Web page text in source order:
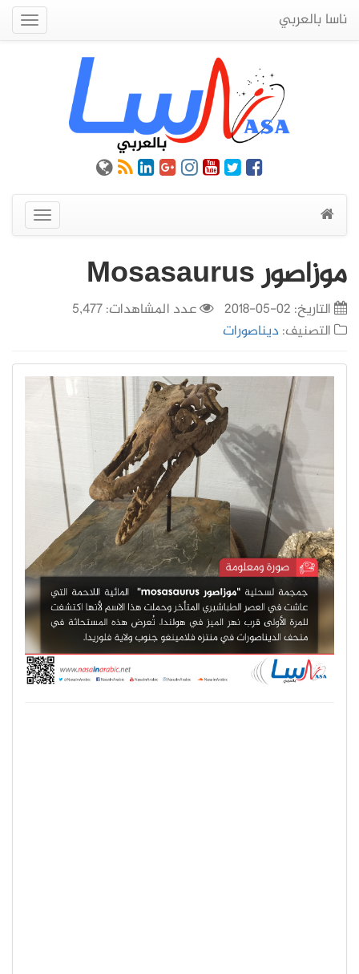
ناسا بالعربي
عرض
القائمة
موزاصور Mosasaurus
التاريخ: 02-05-2018
عدد المشاهدات: 5,477
التصنيف:ديناصورات